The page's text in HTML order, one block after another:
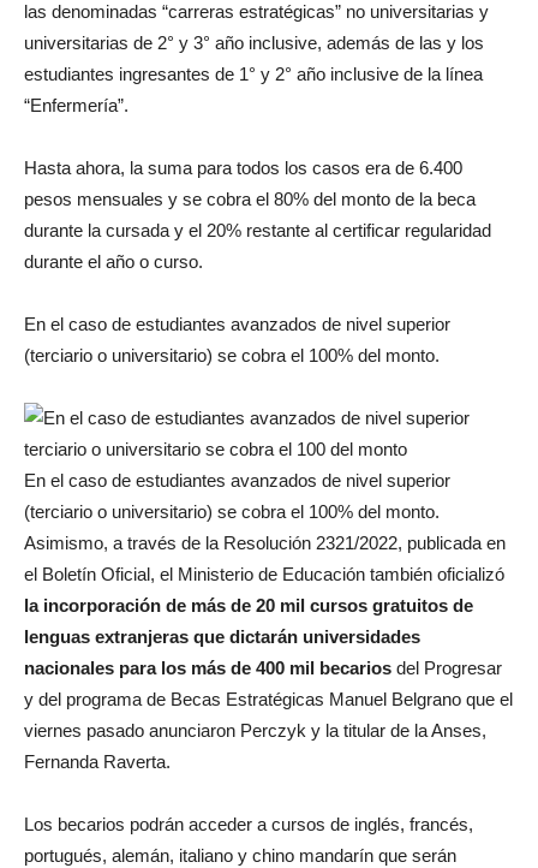
las denominadas “carreras estratégicas” no universitarias y
universitarias de 2° y 3° año inclusive, además de las y los
estudiantes ingresantes de 1° y 2° año inclusive de la línea
“Enfermería”.
Hasta ahora, la suma para todos los casos era de 6.400
pesos mensuales y se cobra el 80% del monto de la beca
durante la cursada y el 20% restante al certificar regularidad
durante el año o curso.
En el caso de estudiantes avanzados de nivel superior
(terciario o universitario) se cobra el 100% del monto.
En el caso de estudiantes avanzados de nivel superior
(terciario o universitario) se cobra el 100% del monto.
Asimismo, a través de la Resolución 2321/2022, publicada en
el Boletín Oficial, el Ministerio de Educación también oficializó
la incorporación de más de 20 mil cursos gratuitos de
lenguas extranjeras que dictarán universidades
nacionales para los más de 400 mil becarios del Progresar
y del programa de Becas Estratégicas Manuel Belgrano que el
viernes pasado anunciaron Perczyk y la titular de la Anses,
Fernanda Raverta.
Los becarios podrán acceder a cursos de inglés, francés,
portugués, alemán, italiano y chino mandarín que serán